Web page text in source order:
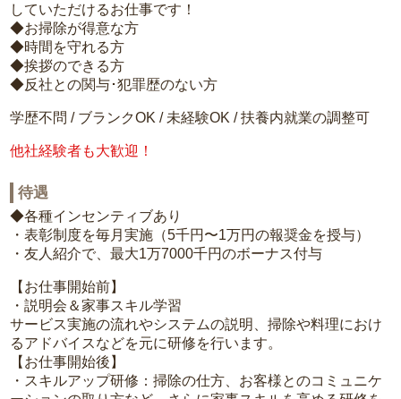
していただけるお仕事です！
◆お掃除が得意な方
◆時間を守れる方
◆挨拶のできる方
◆反社との関与･犯罪歴のない方
学歴不問 / ブランクOK / 未経験OK / 扶養内就業の調整可
他社経験者も大歓迎！
待遇
◆各種インセンティブあり
・表彰制度を毎月実施（5千円〜1万円の報奨金を授与）
・友人紹介で、最大1万7000千円のボーナス付与
【お仕事開始前】
・説明会＆家事スキル学習
サービス実施の流れやシステムの説明、掃除や料理におけ
るアドバイスなどを元に研修を行います。
【お仕事開始後】
・スキルアップ研修：掃除の仕方、お客様とのコミュニケ